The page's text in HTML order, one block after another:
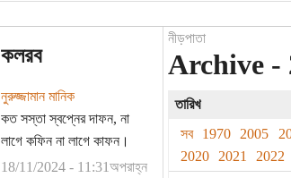
কলরব
নুরুজ্জামান মানিক
কত সস্তা স্বপ্নের দাফন, না
লাগে কফিন না লাগে কাফন।
18/11/2024 - 11:31অপরাহ্ন
নীড়পাতা
Archive -
তারিখ
সব
1970 2005
2020
2021 2022